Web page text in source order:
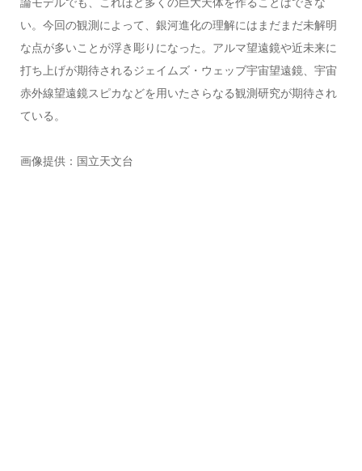
い。今回の観測によって、銀河進化の理解にはまだまだ未解明
な点が多いことが浮き彫りになった。アルマ望遠鏡や近未来に
打ち上げが期待されるジェイムズ・ウェッブ宇宙望遠鏡、宇宙
赤外線望遠鏡スピカなどを用いたさらなる観測研究が期待され
ている。
画像提供：国立天文台